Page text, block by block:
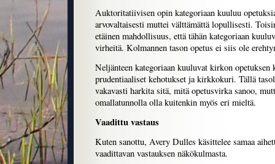
Auktoritatiivisen opin kategoriaan kuuluu
arvovaltaisesti muttei välttämättä lopullisesti.
etäinen mahdollisuus, että tähän kategoriaan
virheitä. Kolmannen tason opetus ei siis ole
Neljänteen kategoriaan kuuluvat kirkon opetuksen
prudentiaaliset kehotukset ja kirkkokuri. Tällä
vakavasti harkita sitä, mitä opetusvirka sanoo,
omallatunnolla olla kuitenkin myös eri mieltä.
Vaadittu vastaus
Kuten sanottu, Avery Dulles käsittelee samaa
vaadittavan vastauksen näkökulmasta.